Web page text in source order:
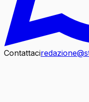
Contattaci